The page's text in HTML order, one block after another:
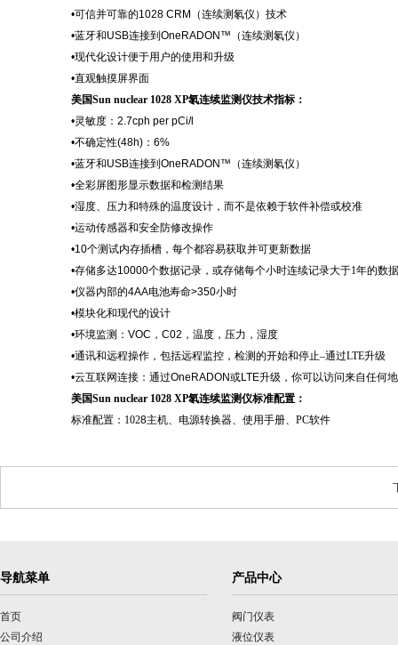
•可信并可靠的1028 CRM（连续测氡仪）技术
•蓝牙和USB连接到OneRADON™（连续测氡仪）
•现代化设计便于用户的使用和升级
•直观触摸屏界面
美国Sun nuclear 1028 XP氡连续监测仪技术指标 ：
•灵敏度：2.7cph per pCi/l
•不确定性(48h)：6%
•蓝牙和USB连接到OneRADON™（连续测氡仪）
•全彩屏图形显示数据和检测结果
•湿度、压力和特殊的温度设计，而不是依赖于软件补偿或校准
•运动传感器和安全防修改操作
•10个测试内存插槽，每个都容易获取并可更新数据
•存储多达10000个数据记录， 或存储每个小时连续记录大于1年的数据
•仪器内部的4AA电池寿命>350小时
•模块化和现代的设计
•环境监测：VOC，C02，温度，压力，湿度
•通讯和远程操作，包括远程监控， 检测的开始和停止–通过LTE升级
•云互联网连接：通过OneRADON或LTE升级，你可以访问来自任何
美国Sun nuclear 1028 XP氡连续监测仪标准配置 ：
标准配置： 1028主机、电源转换器、使用手册、 PC软件
导航菜单
首页
公司介绍
产品中心
阀门仪表
液位仪表